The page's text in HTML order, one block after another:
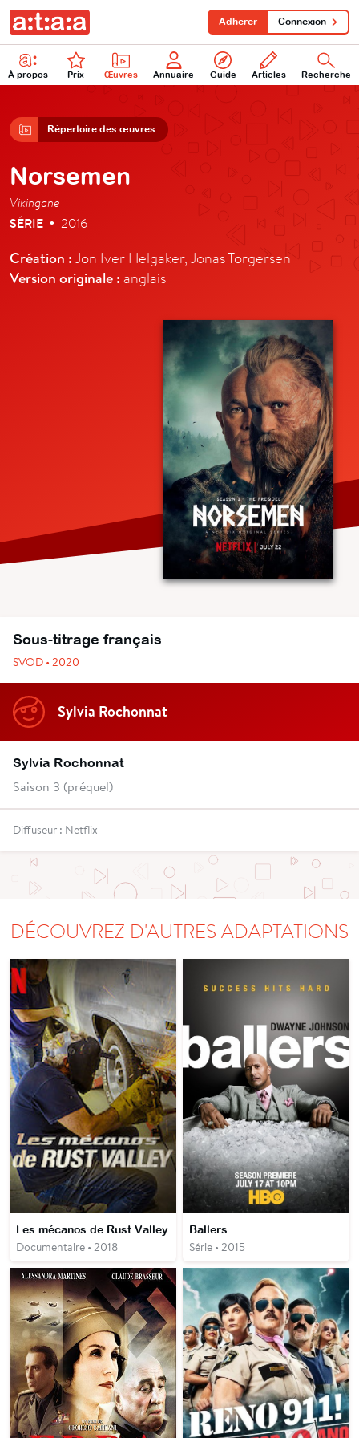
À propos Prix Œuvres Annuaire Guide Articles Recherche
Adhérer Connexion
Répertoire des œuvres
Norsemen
Vikingane
SÉRIE • 2016
Création :Jon Iver Helgaker, Jonas Torgersen
Version originale : anglais
Sous-titrage français
SVOD • 2020
Sylvia Rochonnat
Sylvia Rochonnat
Saison 3 (préquel)
Diffuseur : Netflix
DÉCOUVREZ D'AUTRES ADAPTATIONS
Les mécanos de Rust Valley
Documentaire • 2018
Ballers
Série • 2015